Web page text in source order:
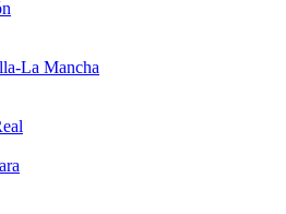
La Mancha